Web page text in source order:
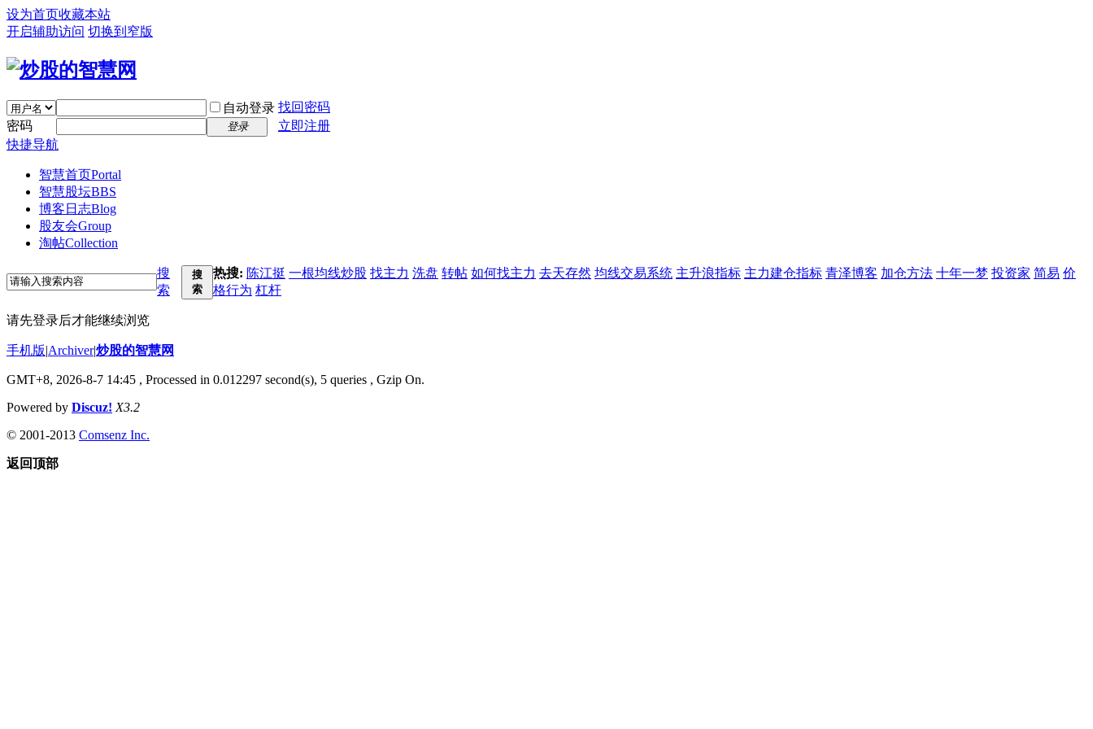
设为首页收藏本站
开启辅助访问 切换到窄版
自动登录 找回密码
密码
登录
立即注册
快捷导航
智慧首页Portal
智慧股坛BBS
博客日志Blog
股友会Group
淘帖Collection
搜
索
搜
索
热搜: 陈江挺 一根均线炒股 找主力 洗盘 转帖 如何找主力 去天存然 均线交易系统 主升浪指标 主力建仓指标 青泽博客 加仓方法 十年一梦 投资家 简易 价
格行为 杠杆
请先登录后才能继续浏览
手机版|Archiver|炒股的智慧网
GMT+8, 2026-8-7 14:45 , Processed in 0.012297 second(s), 5 queries , Gzip On.
Powered by Discuz! X3.2
© 2001-2013 Comsenz Inc.
返回顶部